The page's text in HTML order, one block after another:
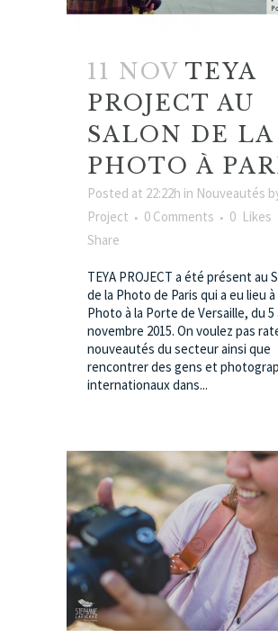
11 NOV TEYA
PROJECT AU
SALON DE LA
PHOTO À
Posted at 22:22h in Nouveautés
Project
0 Comments 0 Likes
Share
TEYA PROJECT a été présent au
de la Photo de Paris qui a eu lieu à
Photo à la Porte de Versaille, du 5
novembre 2015. On voulez pas
nouveautés du secteur ainsi que
rencontrer des gens et
internationaux dans...